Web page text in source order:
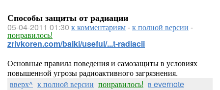
Способы защиты от радиации
05-04-2011 01:30 к комментариям-к полной версии -
понравилось!
zrivkoren.com/baiki/useful/...t-radiacii
Основные правила поведения и самозащиты в условиях
повышенной угрозы радиоактивного загрязнения.
вверх^ к полной версии понравилось! в evernote